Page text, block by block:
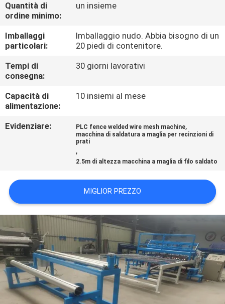
GIRO
DELLA
FABBRICA
CONTROLLO
DI
QUALITÀ
CONTATTICI
RICHIEDA
UNA
CITAZIONE
MAPPA
DEL
SITO
Quantità di
ordine minimo:
un insieme
Imballaggi
particolari:
Imballaggio nudo. Abbia bisogno di un
20 piedi di contenitore.
Tempi di
consegna:
30 giorni lavorativi
Capacità di
alimentazione:
10 insiemi al mese
Evidenziare: PLC fence welded wire mesh machine,
macchina di saldatura a maglia per recinzioni di
prati
,
2.5m di altezza macchina a maglia di filo saldato
MIGLIOR PREZZO